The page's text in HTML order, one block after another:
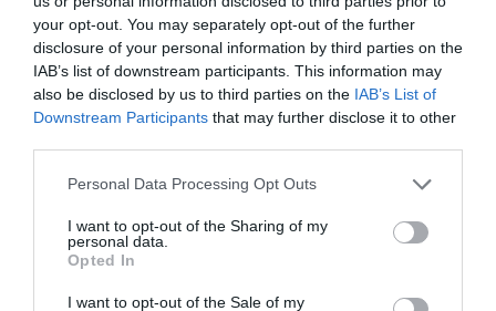
your opt-out. You may separately opt-out of the further
disclosure of your personal information by third parties on the
IAB’s list of downstream participants. This information may
also be disclosed by us to third parties on the IAB’s List of
Downstream Participants that may further disclose it to other
Please note that this website/app uses one or more Google
not limited to your visit or usage behaviour. You may click to
grant or deny consent to Google and its third-party tags to
use your data for below specified purposes in below Google
consent section.
Personal Data Processing Opt Outs
I want to opt-out of the Sharing of my
personal data.
Opted In
I want to opt-out of the Sale of my
VIDEO. “Mums varētu būt problēmas ar
lidmašīnu…” Bijusī Latvijas kamaniņu
braucēja Elīza Tīruma tiek bildināta
debesīs